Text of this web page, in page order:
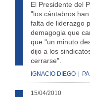
El Presidente del
"los cántabros
falta de liderazgo
demagogia que
que "un minuto
dijo a los
cerrarse".
IGNACIO DIEGO
15/04/2010